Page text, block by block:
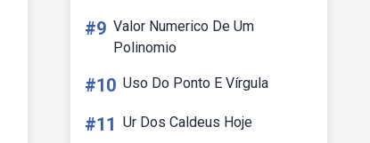
#9 Valor Numerico De Um
Polinomio
#10 Uso Do Ponto E Vírgula
#11 Ur Dos Caldeus Hoje